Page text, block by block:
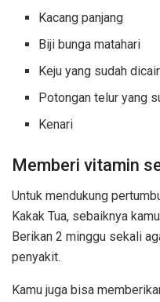
Kacang panjang
Biji bunga matahari
Keju yang sudah
Potongan telur yang
Kenari
Memberi vitamin
Untuk mendukung
Kakak Tua, sebaiknya
Berikan 2 minggu sekali
penyakit.
Kamu juga bisa